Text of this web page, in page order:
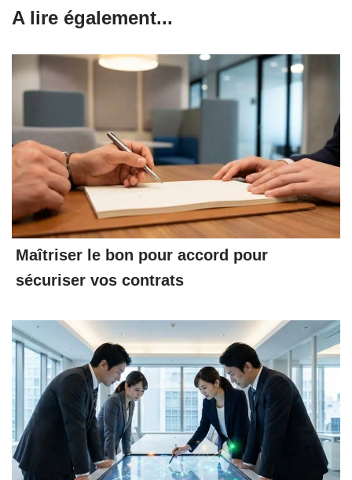
A lire également...
Maîtriser le bon pour accord pour
sécuriser vos contrats